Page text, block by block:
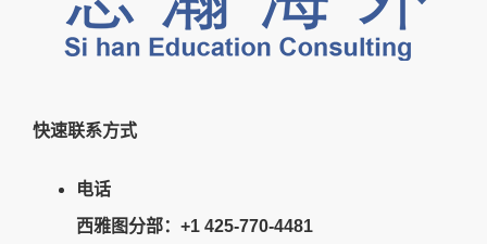
快速联系方式
电话
西雅图分部：+1 425-770-4481